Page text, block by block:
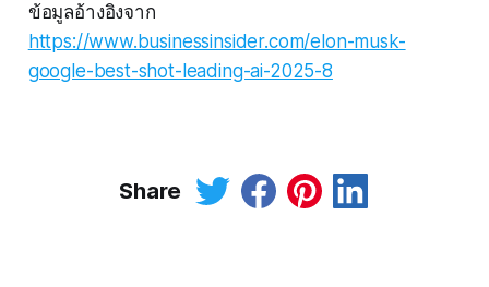
ข้อมูลอ้างอิงจาก
https://www.businessinsider.com/elon-musk-
google-best-shot-leading-ai-2025-8
Share